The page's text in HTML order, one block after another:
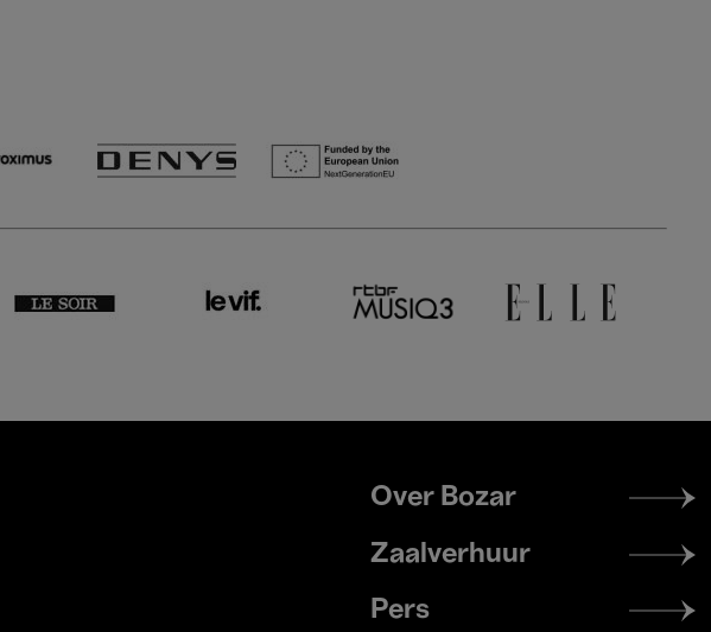
Footer
menu
Over Bozar
Zaalverhuur
Pers